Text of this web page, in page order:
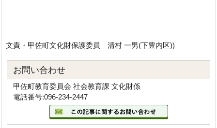
文責・甲佐町文化財保護委員 清村 一男(下豊内区))
お問い合わせ
甲佐町教育委員会 社会教育課 文化財係
電話番号:096-234-2447